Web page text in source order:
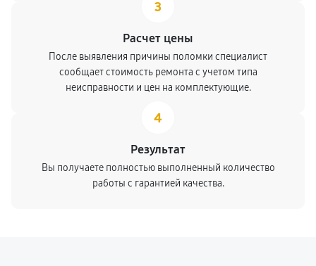
3
Расчет цены
После выявления причины поломки специалист
сообщает стоимость ремонта с учетом типа
неисправности и цен на комплектующие.
4
Результат
Вы получаете полностью выполненный количество
работы с гарантией качества.